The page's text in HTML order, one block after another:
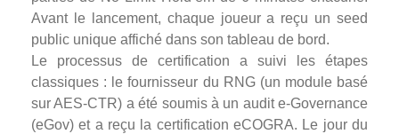
Avant le lancement, chaque joueur a reçu un seed
public unique affiché dans son tableau de bord.
Le processus de certification a suivi les étapes
classiques : le fournisseur du RNG (un module basé
sur AES‑CTR) a été soumis à un audit e‑Governance
(eGov) et a reçu la certification eCOGRA. Le jour du